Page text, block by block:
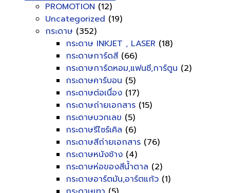
PROMOTION (12)
Uncategorized (19)
กระดาษ (352)
กระดาษ INKJET , LASER (18)
กระดาษการ์ดสี (66)
กระดาษการ์ดหอม,แฟนซี,การ์ตูน (2)
กระดาษคาร์บอน (5)
กระดาษต่อเนื่อง (17)
กระดาษถ่ายเอกสาร (15)
กระดาษบวกเลข (5)
กระดาษรีไซร์เคิล (6)
กระดาษสีถ่ายเอกสาร (76)
กระดาษหนังช้าง (4)
กระดาษห่อของสีน้ำตาล (2)
กระดาษอาร์ตมัน,อาร์ตแก้ว (1)